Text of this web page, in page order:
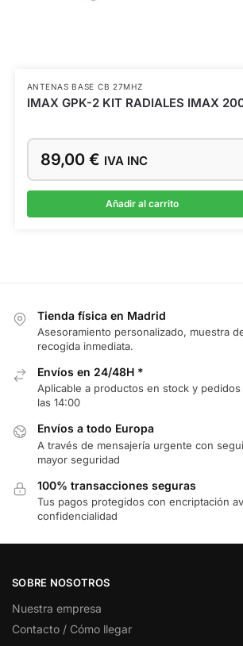
ANTENAS BASE CB 27MHZ
IMAX GPK-2 KIT RADIALES IMAX
89,00 € IVA INC
Añadir al carrito
Tienda física en Madrid
Asesoramiento personalizado, muestra
recogida inmediata.
Envíos en 24/48H *
Aplicable a productos en stock y
las 14:00
Envíos a todo Europa
A través de mensajería urgente con
mayor seguridad
100% transacciones seguras
Tus pagos protegidos con encriptación
confidencialidad
SOBRE NOSOTROS
Nuestra empresa
Contacto / Cómo llegar